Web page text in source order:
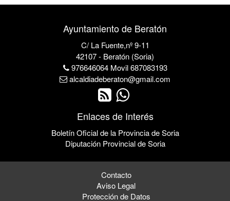
Ayuntamiento de Beratón
C/ La Fuente,nº 9-11
42107 - Beratón (Soria)
976646064 Movil 687083193
alcaldiadeberaton@gmail.com
Enlaces de Interés
Boletín Oficial de la Provincia de Soria
Diputación Provincial de Soria
Contacto
Aviso Legal
Protección de Datos